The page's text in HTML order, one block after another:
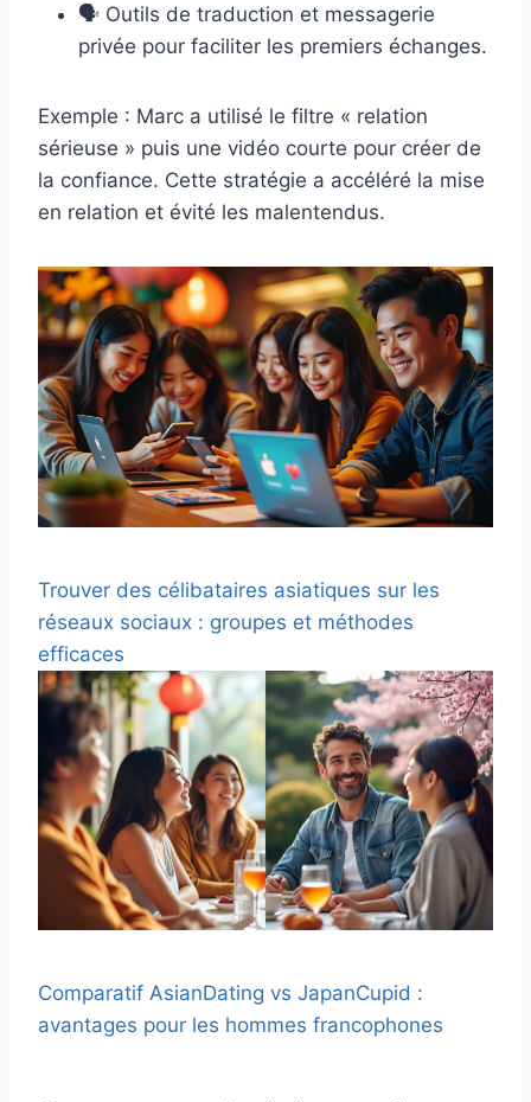
🗣️ Outils de traduction et messagerie
privée pour faciliter les premiers échanges.
Exemple : Marc a utilisé le filtre « relation
sérieuse » puis une vidéo courte pour créer de
la confiance. Cette stratégie a accéléré la mise
en relation et évité les malentendus.
Trouver des célibataires asiatiques sur les
réseaux sociaux : groupes et méthodes
efficaces
Comparatif AsianDating vs JapanCupid :
avantages pour les hommes francophones